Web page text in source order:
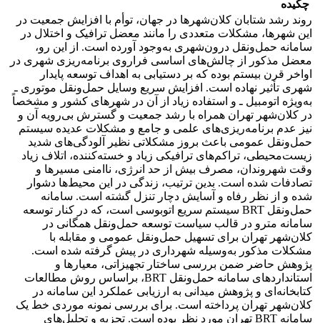
چکیده
روند رشد شتابان کلان‌شهرها در جهان، توأم با افزایش جمعیت در
این شهرها، مشکلات متعددی را مانند معضل ترافیک و اختلال در
سامانه حمل‌ونقل درون‌شهری به‌وجود آورده است. از این رو،
معضل مذکور از چالش‌های اساسی فراروی برنامه‌ریزی شهری در
اواخر قرن بیستم بوده که بر دستیابی به اهداف توسعه پایدار
شهری تأثیر نهاده است. افزایش سریع وسایل حمل‌ونقل موتوری ـ
به‌ویژه اتومبیل‌ ـ و استفاده زیاد از آن در شهرهای کشور و مشخصاً
در کلان‌شهر تهران همراه با رشد جمعیت و گسترش بی‌رویه آن و
نیز عدم برنامه‌ریزی‌های علمی و جامع و مشکلات عدیده سیستم
حمل‌ونقل عمومی باعث بروز مشکلاتی نظیر آلودگی‌های شدید
زیست‌محیطی، تراکم‌های ترافیکی زیاد و خسته‌کننده، اتلاف زیاد
وقت شهروندان، مصرف ‌بیش از حد انرژی، ناامنی مسیرها و
تصادفات شده است. بدین ترتیب، زندگی در این محیط‌ها دشوار
شده و از نظر رفاه و آسایش دچار تنزل گشته است. سامانه
حمل‌ونقل BRT سیستم سریع اتوبوسی است، که در کنار توسعه
سامانه مترو در قالب سیاست توسعه حمل‌ونقل همگانی در
کلان‌شهر تهران برای تسهیل حمل‌ونقل عمومی و مقابله با
مشکلات مذکور به‌وسیله شهرداری در پیش گرفته شده است.
پژوهش حاضر ضمن بررسی ساختار تجهیزاتی، معیارها و
استانداردهای سامانه حمل‌ونقل BRT، براساس روش مطالعات
کتابخانه‌ای و پژوهش میدانی به ارزیابی عملکرد این سامانه در
کلان‌شهر تهران پرداخته است. برای بررسی نمونه موردی خط یک
سامانه BRT تهران مورد نظر بوده است. تجزیه و تحلیل‌های